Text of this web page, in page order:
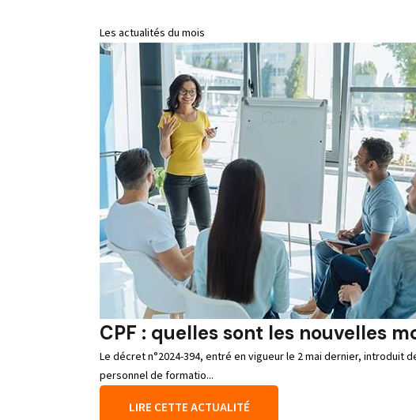
Les actualités du mois
CPF : quelles sont les nouvelles
Le décret n°2024-394, entré en vigueur le 2 mai dernier,
personnel de formatio...
LIRE CETTE ACTUALITÉ